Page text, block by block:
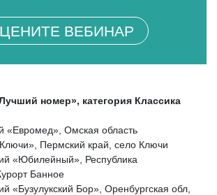
ВЕБИНАР
номер», категория Классика
«Евромед», Омская область
Пермский край, село Ключи
«Юбилейный», Республика
Банное
«Бузулукский Бор», Оренбургская обл,